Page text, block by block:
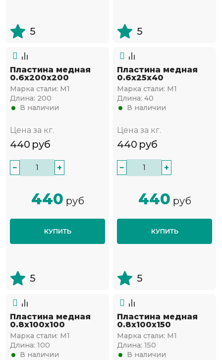
5 5
Пластина медная
0.6х200х200
Марка стали: М1
Длина: 200
В наличии
Цена за кг.
440 руб
− +
440 руб
КУПИТЬ
5
Пластина медная
0.6х25х40
Марка стали: М1
Длина: 40
В наличии
Цена за кг.
440 руб
− +
440 руб
КУПИТЬ
5
Пластина медная
0.8х100х100
Марка стали: М1
Длина: 100
В наличии
Пластина медная
0.8х100х150
Марка стали: М1
Длина: 150
В наличии